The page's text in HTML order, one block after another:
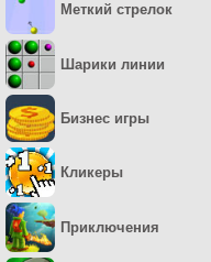
Меткий стрелок
Шарики линии
Бизнес игры
Кликеры
Приключения